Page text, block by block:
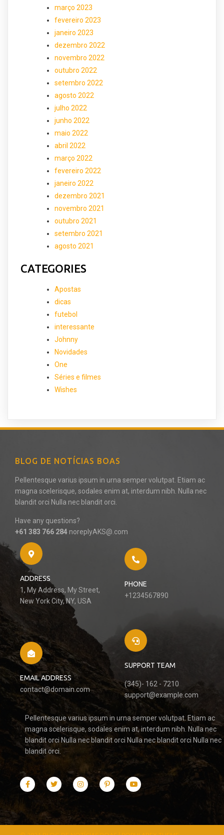
março 2023
fevereiro 2023
janeiro 2023
dezembro 2022
novembro 2022
outubro 2022
setembro 2022
agosto 2022
julho 2022
junho 2022
maio 2022
abril 2022
março 2022
fevereiro 2022
janeiro 2022
dezembro 2021
novembro 2021
outubro 2021
setembro 2021
agosto 2021
CATEGORIES
Apostas
dicas
futebol
interessante
Johnny
Novidades
One
Séries e filmes
Wishes
BLOG DE NOTÍCIAS BOAS
Pellentesque varius ipsum in urna semper volutpat. Etiam ac
magna scelerisque, sodales enim at, interdum nibh. Nulla nec
blandit orci Nulla nec blandit orci.
Have any questions?
+61 383 766 284 noreplyAKS@.com
ADDRESS
1, My Address, My Street,
New York City, NY, USA
PHONE
+1234567890
EMAIL ADDRESS
contact@domain.com
SUPPORT TEAM
(345)- 162 - 7210
support@example.com
Pellentesque varius ipsum in urna semper volutpat. Etiam ac
magna scelerisque, sodales enim at, interdum nibh. Nulla nec
blandit orci Nulla nec blandit orci Nulla nec blandit orci Nulla nec
blandit orci.